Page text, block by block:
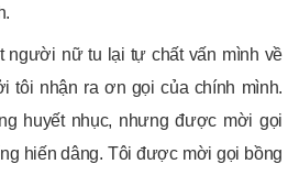
người nữ tu lại tự chất vấn mình về
tôi nhận ra ơn gọi của chính mình.
huyết nhục, nhưng được mời gọi
hiến dâng. Tôi được mời gọi bồng